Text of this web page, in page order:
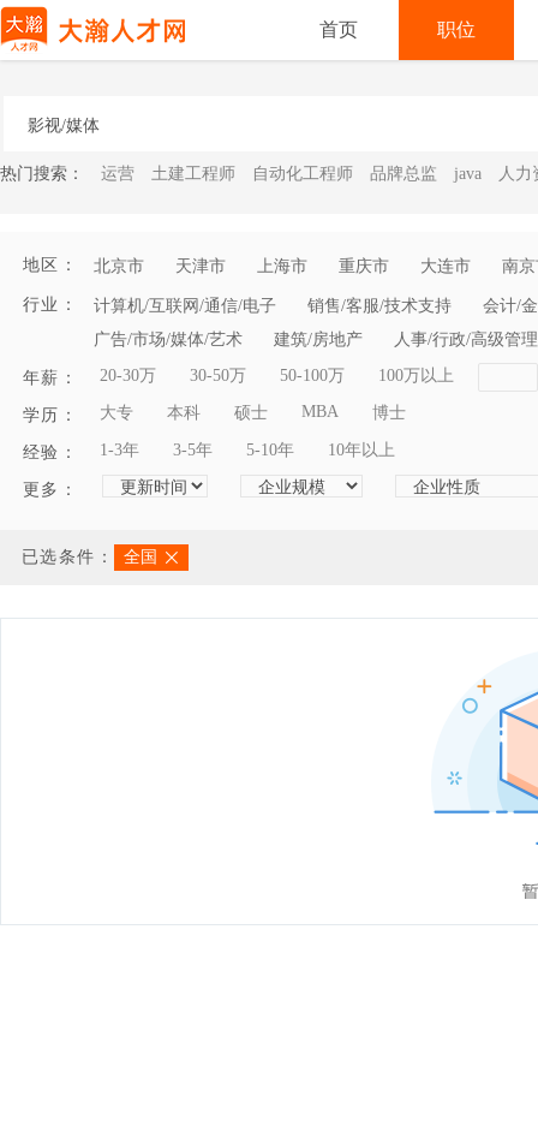
首页 职位
热门搜索： 运营 土建工程师 自动化工程师 品牌总监 java 人力
地区： 北京市 天津市 上海市 重庆市 大连市 南
行业： 计算机/互联网/通信/电子 销售/客服/技术支持
会计/
广告/市场/媒体/艺术
建筑/房地产 人事/行政/高级管理
年薪： 20-30万 30-50万 50-100万 100万以上
学历： 大专 本科 硕士 MBA 博士
经验： 1-3年 3-5年 5-10年 10年以上
更多：
已选条件： 全国